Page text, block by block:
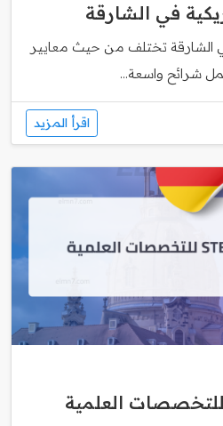
في الشارقة
الشارقة تختلف من حيث معايير
شرائح واسعة...
اقرأ المزيد